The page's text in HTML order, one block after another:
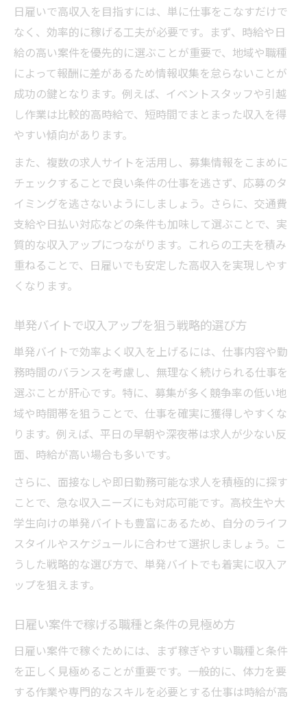
日雇いで高収入を目指すには、単に仕事をこなすだけで
なく、効率的に稼げる工夫が必要です。まず、時給や日
給の高い案件を優先的に選ぶことが重要で、地域や職種
によって報酬に差があるため情報収集を怠らないことが
成功の鍵となります。例えば、イベントスタッフや引越
し作業は比較的高時給で、短時間でまとまった収入を得
やすい傾向があります。
また、複数の求人サイトを活用し、募集情報をこまめに
チェックすることで良い条件の仕事を逃さず、応募のタ
イミングを逃さないようにしましょう。さらに、交通費
支給や日払い対応などの条件も加味して選ぶことで、実
質的な収入アップにつながります。これらの工夫を積み
重ねることで、日雇いでも安定した高収入を実現しやす
くなります。
単発バイトで収入アップを狙う戦略的選び方
単発バイトで効率よく収入を上げるには、仕事内容や勤
務時間のバランスを考慮し、無理なく続けられる仕事を
選ぶことが肝心です。特に、募集が多く競争率の低い地
域や時間帯を狙うことで、仕事を確実に獲得しやすくな
ります。例えば、平日の早朝や深夜帯は求人が少ない反
面、時給が高い場合も多いです。
さらに、面接なしや即日勤務可能な求人を積極的に探す
ことで、急な収入ニーズにも対応可能です。高校生や大
学生向けの単発バイトも豊富にあるため、自分のライフ
スタイルやスケジュールに合わせて選択しましょう。こ
うした戦略的な選び方で、単発バイトでも着実に収入ア
ップを狙えます。
日雇い案件で稼げる職種と条件の見極め方
日雇い案件で稼ぐためには、まず稼ぎやすい職種と条件
を正しく見極めることが重要です。一般的に、体力を要
する作業や専門的なスキルを必要とする仕事は時給が高